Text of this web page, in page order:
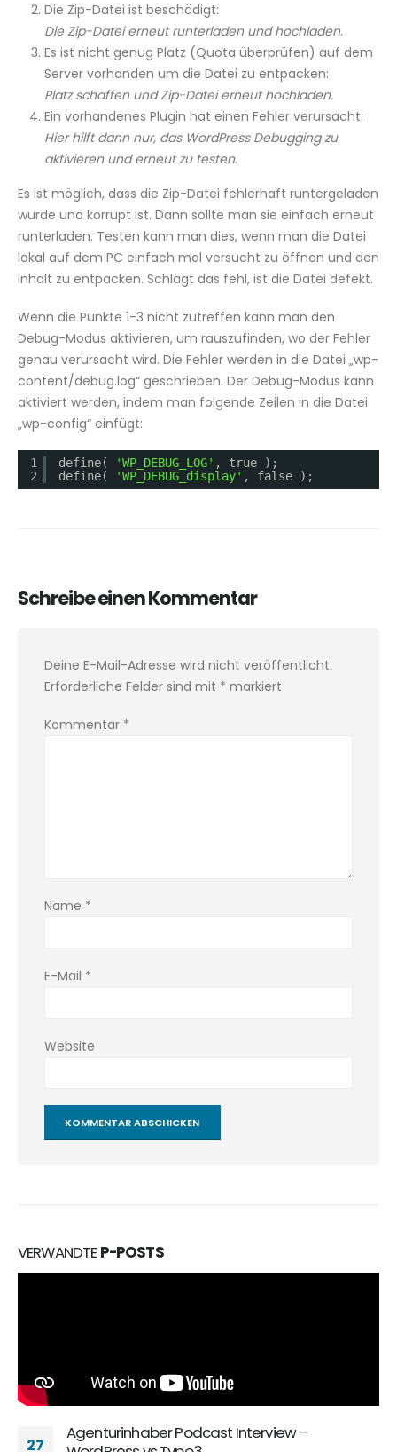
Die Zip-Datei ist beschädigt:
Die Zip-Datei erneut runterladen und hochladen.
Es ist nicht genug Platz (Quota überprüfen) auf dem
Server vorhanden um die Datei zu entpacken:
Platz schaffen und Zip-Datei erneut hochladen.
Ein vorhandenes Plugin hat einen Fehler verursacht:
Hier hilft dann nur, das WordPress Debugging zu
aktivieren und erneut zu testen.
Es ist möglich, dass die Zip-Datei fehlerhaft runtergeladen
wurde und korrupt ist. Dann sollte man sie einfach erneut
runterladen. Testen kann man dies, wenn man die Datei
lokal auf dem PC einfach mal versucht zu öffnen und den
Inhalt zu entpacken. Schlägt das fehl, ist die Datei defekt.
Wenn die Punkte 1-3 nicht zutreffen kann man den
Debug-Modus aktivieren, um rauszufinden, wo der Fehler
genau verursacht wird. Die Fehler werden in die Datei „wp-
content/debug.log“ geschrieben. Der Debug-Modus kann
aktiviert werden, indem man folgende Zeilen in die Datei
„wp-config“ einfügt:
1
2
define( 'WP_DEBUG_LOG' , true );
define(
'WP_DEBUG_display' , false );
Schreibe einen Kommentar
Deine E-Mail-Adresse wird nicht veröffentlicht.
Erforderliche Felder sind mit * markiert
Kommentar *
Name *
E-Mail *
Website
VERWANDTEP-POSTS
27
Agenturinhaber Podcast Interview –